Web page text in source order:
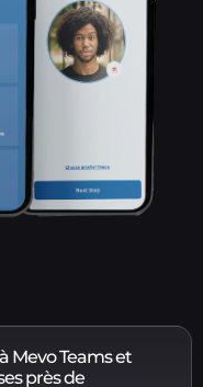
Mevo Teams et
près de